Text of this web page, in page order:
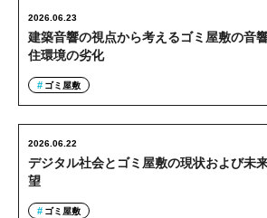
建築音響の視点から考えるゴミ屋敷の音
住環境の劣化
2026.06.23
ゴミ屋敷
デジタル社会とゴミ屋敷の現状および未
望
2026.06.22
ゴミ屋敷